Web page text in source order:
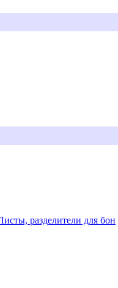
разделители для бон